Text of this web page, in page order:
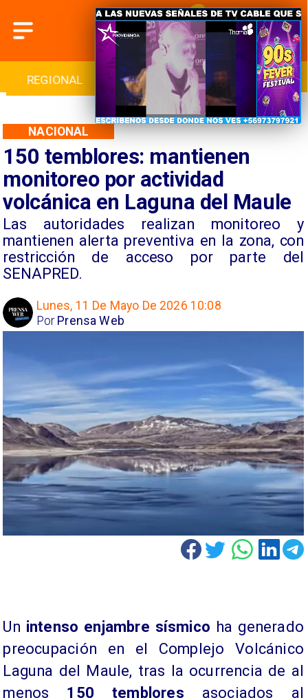
INTERNACIONAL DEPORTES CULTURA
150 temblores: mantienen
monitoreo por actividad
volcánica en Laguna del Maule
Las autoridades realizan monitoreo y
mantienen alerta preventiva en la zona, con
restricción de acceso por parte del
SENAPRED.
NACIONAL
Lunes, 11 De Mayo De 2026 10:08
Prensa Web
Por
Un intenso enjambre sísmico ha generado
preocupación en el Complejo Volcánico
Laguna del Maule, tras la ocurrencia de al
menos 150 temblores asociados al